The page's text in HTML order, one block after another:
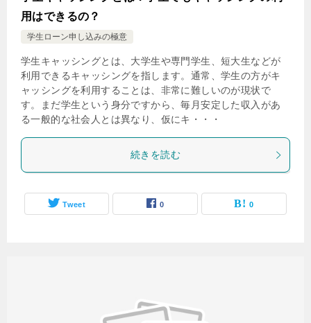
用はできるの？
学生ローン申し込みの極意
学生キャッシングとは、大学生や専門学生、短大生などが
利用できるキャッシングを指します。通常、学生の方がキ
ャッシングを利用することは、非常に難しいのが現状で
す。まだ学生という身分ですから、毎月安定した収入があ
る一般的な社会人とは異なり、仮にキ・・・
続きを読む
Tweet 0 0